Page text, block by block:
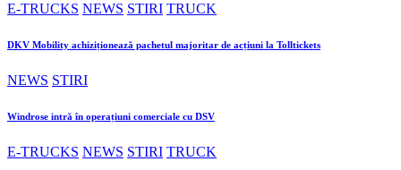
E-TRUCKS NEWS STIRI TRUCK
DKV Mobility achiziționează pachetul majoritar de acțiuni la Tolltickets
NEWS STIRI
Windrose intră în operațiuni comerciale cu DSV
E-TRUCKS NEWS STIRI TRUCK